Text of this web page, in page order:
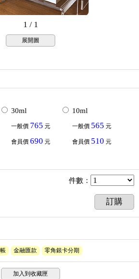
1 / 1
展開圖
30ml
一般價 765 元
會員價 690 元
10ml
一般價 565 元
會員價 510 元
件數 ：
訂購
金融匯款 零角銀卡分期
加入到收藏匣